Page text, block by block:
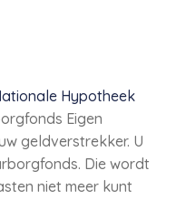
Hypotheek
Eigen
geldverstrekker. U
Die wordt
niet meer kunt